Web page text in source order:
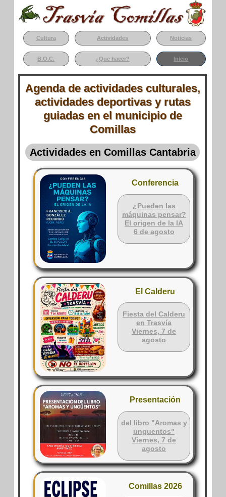
Cultura Actividades Noticias
B.O.C. ¿Que hacer? Inicio
Agenda de actividades culturales,
actividades deportivas y rutas
guiadas en el municipio de
Comillas
Actividades en Comillas Cantabria
Conferencia
¿Pueden las
máquinas pensar?
El origen de la IA
6 de agosto
El Calderu
Fiesta del Calderu
en Trasvía
Viernes, 7 de
agosto
Presentación
del libro "Aromas y
unguentos"
Viernes, 7 de
agosto
Comillas 2026